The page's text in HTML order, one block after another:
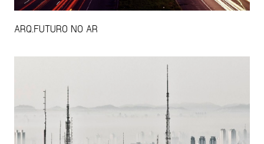
ARQ.FUTURO NO AR